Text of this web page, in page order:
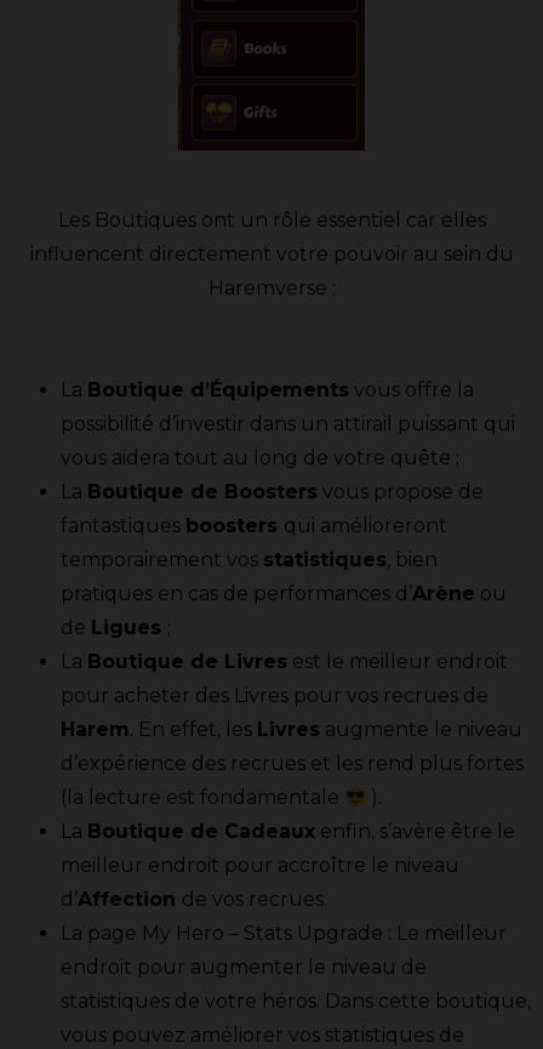
Les Boutiques ont un rôle essentiel car elles
influencent directement votre pouvoir au sein du
Haremverse :
La Boutique d’Équipements vous offre la
possibilité d’investir dans un attirail puissant qui
vous aidera tout au long de votre quête ;
La Boutique de Boosters vous propose de
fantastiques boosters qui amélioreront
temporairement vos statistiques, bien
pratiques en cas de performances d’Arène ou
de Ligues ;
La Boutique de Livres est le meilleur endroit
pour acheter des Livres pour vos recrues de
Harem. En effet, les Livres augmente le niveau
d’expérience des recrues et les rend plus fortes
(la lecture est fondamentale
).
La Boutique de Cadeaux enfin, s’avère être le
meilleur endroit pour accroître le niveau
d’Affection de vos recrues.
La page My Hero – Stats Upgrade : Le meilleur
endroit pour augmenter le niveau de
statistiques de votre héros. Dans cette boutique,
vous pouvez améliorer vos statistiques de